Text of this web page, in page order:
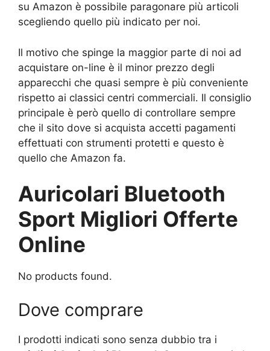
su Amazon è possibile paragonare più articoli
scegliendo quello più indicato per noi.
Il motivo che spinge la maggior parte di noi ad
acquistare on-line è il minor prezzo degli
apparecchi che quasi sempre è più conveniente
rispetto ai classici centri commerciali. Il consiglio
principale è però quello di controllare sempre
che il sito dove si acquista accetti pagamenti
effettuati con strumenti protetti e questo è
quello che Amazon fa.
Auricolari Bluetooth
Sport Migliori Offerte
Online
No products found.
Dove comprare
I prodotti indicati sono senza dubbio tra i